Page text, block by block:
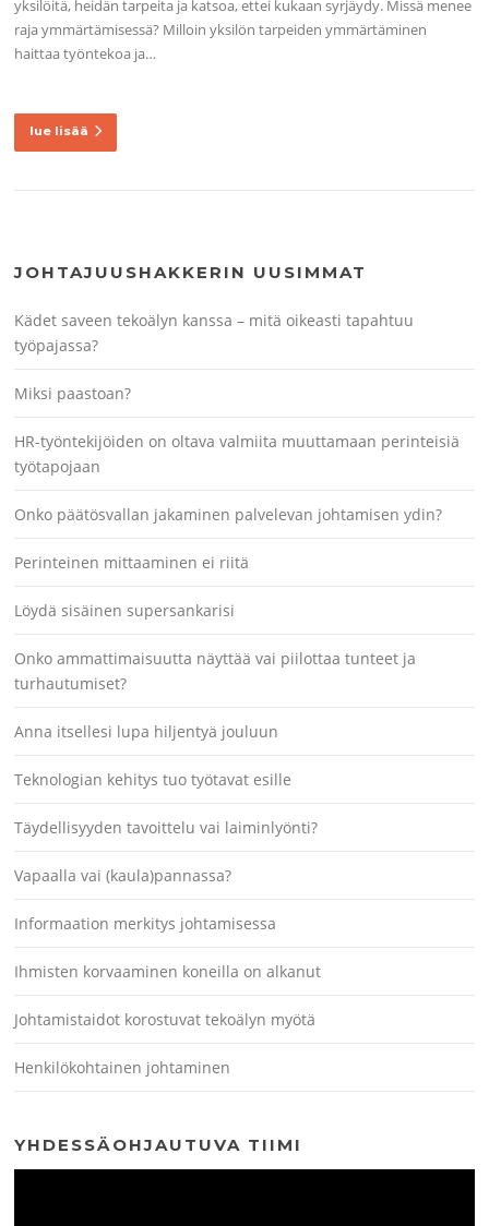
yksilöitä, heidän tarpeita ja katsoa, ettei kukaan syrjäydy. Missä menee
raja ymmärtämisessä? Milloin yksilön tarpeiden ymmärtäminen
haittaa työntekoa ja…
lue lisää
JOHTAJUUSHAKKERIN UUSIMMAT
Kädet saveen tekoälyn kanssa – mitä oikeasti tapahtuu
työpajassa?
Miksi paastoan?
HR-työntekijöiden on oltava valmiita muuttamaan perinteisiä
työtapojaan
Onko päätösvallan jakaminen palvelevan johtamisen ydin?
Perinteinen mittaaminen ei riitä
Löydä sisäinen supersankarisi
Onko ammattimaisuutta näyttää vai piilottaa tunteet ja
turhautumiset?
Anna itsellesi lupa hiljentyä jouluun
Teknologian kehitys tuo työtavat esille
Täydellisyyden tavoittelu vai laiminlyönti?
Vapaalla vai (kaula)pannassa?
Informaation merkitys johtamisessa
Ihmisten korvaaminen koneilla on alkanut
Johtamistaidot korostuvat tekoälyn myötä
Henkilökohtainen johtaminen
YHDESSÄOHJAUTUVA TIIMI